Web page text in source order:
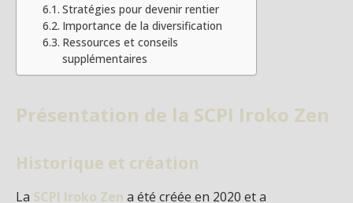
Stratégies pour devenir rentier
Importance de la diversification
Ressources et conseils
supplémentaires
Présentation de la SCPI Iroko Zen
Historique et création
La SCPI Iroko Zen a été créée en 2020 et a